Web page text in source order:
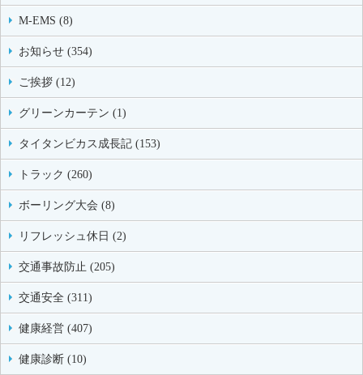
M-EMS (8)
お知らせ (354)
ご挨拶 (12)
グリーンカーテン (1)
タイタンビカス成長記 (153)
トラック (260)
ボーリング大会 (8)
リフレッシュ休日 (2)
交通事故防止 (205)
交通安全 (311)
健康経営 (407)
健康診断 (10)